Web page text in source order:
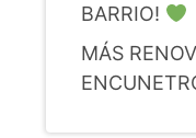
BARRIO!
MÁS